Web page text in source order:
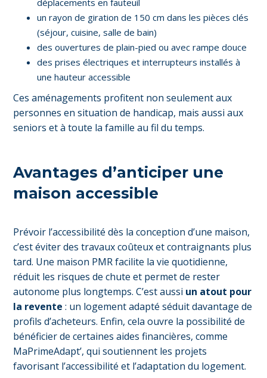
déplacements en fauteuil
un rayon de giration de 150 cm dans les pièces clés
(séjour, cuisine, salle de bain)
des ouvertures de plain-pied ou avec rampe douce
des prises électriques et interrupteurs installés à
une hauteur accessible
Ces aménagements profitent non seulement aux
personnes en situation de handicap, mais aussi aux
seniors et à toute la famille au fil du temps.
Avantages d’anticiper une
maison accessible
Prévoir l’accessibilité dès la conception d’une maison,
c’est éviter des travaux coûteux et contraignants plus
tard. Une maison PMR facilite la vie quotidienne,
réduit les risques de chute et permet de rester
autonome plus longtemps. C’est aussi un atout pour
la revente : un logement adapté séduit davantage de
profils d’acheteurs. Enfin, cela ouvre la possibilité de
bénéficier de certaines aides financières, comme
MaPrimeAdapt’, qui soutiennent les projets
favorisant l’accessibilité et l’adaptation du logement.